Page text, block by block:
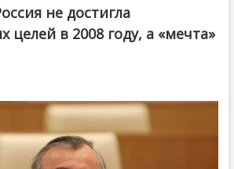
не достигла
целей в 2008 году, а «мечта»